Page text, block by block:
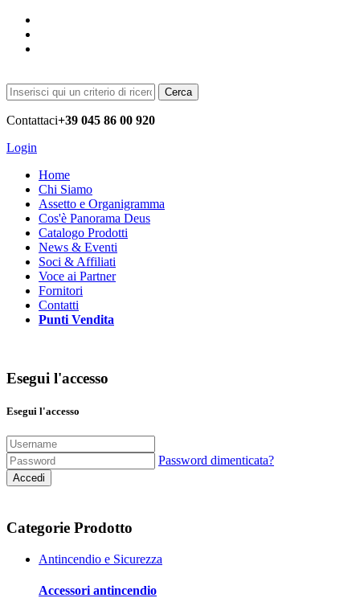
Cerca
Contattaci+39 045 86 00 920
Login
Home
Chi Siamo
Assetto e Organigramma
Cos'è Panorama Deus
Catalogo Prodotti
News & Eventi
Soci & Affiliati
Voce ai Partner
Fornitori
Contatti
Punti Vendita
Esegui l'accesso
Esegui l'accesso
Password dimenticata?
Accedi
Categorie Prodotto
Antincendio e Sicurezza
Accessori antincendio